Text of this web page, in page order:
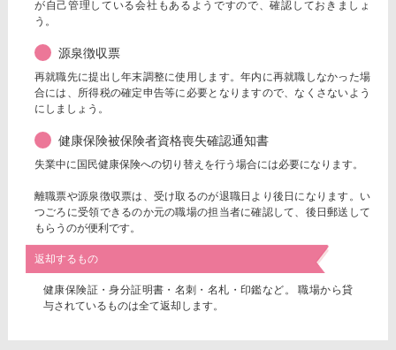
が自己管理している会社もあるようですので、確認しておきましょ
う。
源泉徴収票
再就職先に提出し年末調整に使用します。年内に再就職しなかった場
合には、所得税の確定申告等に必要となりますので、なくさないよう
にしましょう。
健康保険被保険者資格喪失確認通知書
失業中に国民健康保険への切り替えを行う場合には必要になります。
離職票や源泉徴収票は、受け取るのが退職日より後日になります。い
つごろに受領できるのか元の職場の担当者に確認して、後日郵送して
もらうのが便利です。
返却するもの
健康保険証・身分証明書・名刺・名札・印鑑など。 職場から貸
与されているものは全て返却します。